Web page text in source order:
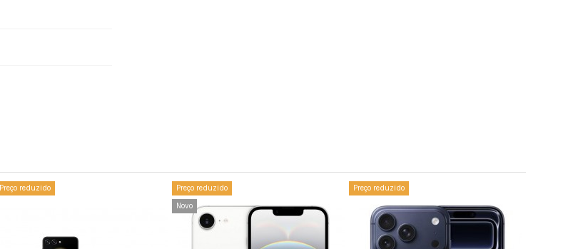
Preço reduzido
Preço reduzido
Novo
Preço reduzido